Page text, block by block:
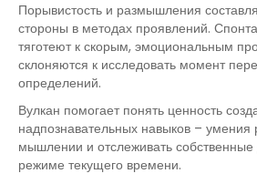
Порывистость и размышления
стороны в методах проявлений.
тяготеют к скорым, эмоциональным
склоняются к исследовать момент
определений.
Вулкан помогает понять ценность
надпознавательных навыков –
мышлении и отслеживать
режиме текущего времени.